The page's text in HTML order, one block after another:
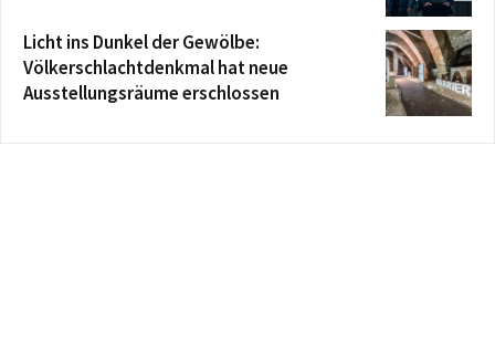
Licht ins Dunkel der Gewölbe:
Völkerschlachtdenkmal hat neue
Ausstellungsräume erschlossen